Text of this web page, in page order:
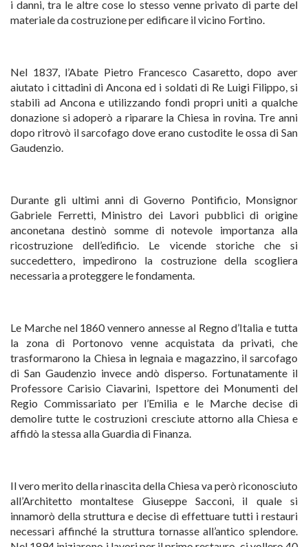
i danni, tra le altre cose lo stesso venne privato di parte del
materiale da costruzione per edificare il vicino Fortino.
Nel 1837, l’Abate Pietro Francesco Casaretto, dopo aver
aiutato i cittadini di Ancona ed i soldati di Re Luigi Filippo, si
stabilì ad Ancona e utilizzando fondi propri uniti a qualche
donazione si adoperò a riparare la Chiesa in rovina. Tre anni
dopo ritrovò il sarcofago dove erano custodite le ossa di San
Gaudenzio.
Durante gli ultimi anni di Governo Pontificio, Monsignor
Gabriele Ferretti, Ministro dei Lavori pubblici di origine
anconetana destinò somme di notevole importanza alla
ricostruzione dell’edificio. Le vicende storiche che si
succedettero, impedirono la costruzione della scogliera
necessaria a proteggere le fondamenta.
Le Marche nel 1860 vennero annesse al Regno d’Italia e tutta
la zona di Portonovo venne acquistata da privati, che
trasformarono la Chiesa in legnaia e magazzino, il sarcofago
di San Gaudenzio invece andò disperso. Fortunatamente il
Professore Carisio Ciavarini, Ispettore dei Monumenti del
Regio Commissariato per l’Emilia e le Marche decise di
demolire tutte le costruzioni cresciute attorno alla Chiesa e
affidò la stessa alla Guardia di Finanza.
Il vero merito della rinascita della Chiesa va però riconosciuto
all’Architetto montaltese Giuseppe Sacconi, il quale si
innamorò della struttura e decise di effettuare tutti i restauri
necessari affinché la struttura tornasse all’antico splendore.